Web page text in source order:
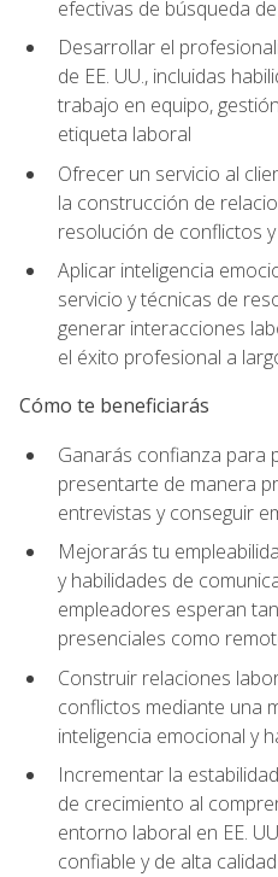
efectivas de búsqueda
Desarrollar el
de EE. UU., incluidas
trabajo en equipo,
etiqueta laboral
Ofrecer un servicio al
la construcción de
resolución de conflictos
Aplicar inteligencia
servicio y técnicas de
generar interacciones
el éxito profesional a
Cómo te beneficiarás
Ganarás confianza para
presentarte de manera
entrevistas y conseguir
Mejorarás tu
y habilidades de
empleadores esperan
presenciales como
Construir relaciones
conflictos mediante una
inteligencia emocional y
Incrementar la
de crecimiento al
entorno laboral en EE.
confiable y de alta calidad